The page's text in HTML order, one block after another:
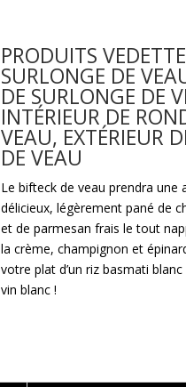
PRODUITS
SURLONGE DE
DE SURLONGE DE
INTÉRIEUR DE
VEAU, EXTÉRIEUR
DE VEAU
Le bifteck de veau prendra une
délicieux, légèrement pané de
et de parmesan frais le tout
la crème, champignon et
votre plat d’un riz basmati blanc
vin blanc !